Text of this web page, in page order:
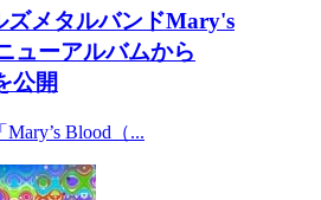
ズメタルバンドMary's
ューアルバムから
公開
Blood（...